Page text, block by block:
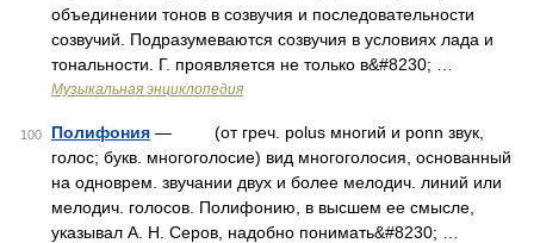
объединении тонов в созвучия и последовательности
созвучий. Подразумеваются созвучия в условиях лада и
тональности. Г. проявляется не только в&#8230; …
Музыкальная энциклопедия
100 Полифония — (от греч. polus многий и ponn звук,
голос; букв. многоголосие) вид многоголосия, основанный
на одноврем. звучании двух и более мелодич. линий или
мелодич. голосов. Полифонию, в высшем ее смысле,
указывал А. Н. Серов, надобно понимать&#8230; …